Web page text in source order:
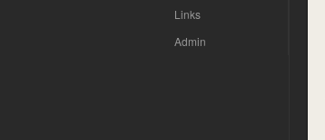
Links
Admin